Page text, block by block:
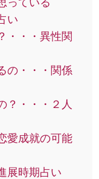
い
・・・異性関
の・・・関係
？・・・２人
愛成就の可能
展時期占い